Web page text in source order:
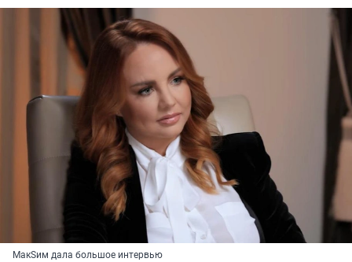
МакSим дала большое интервью